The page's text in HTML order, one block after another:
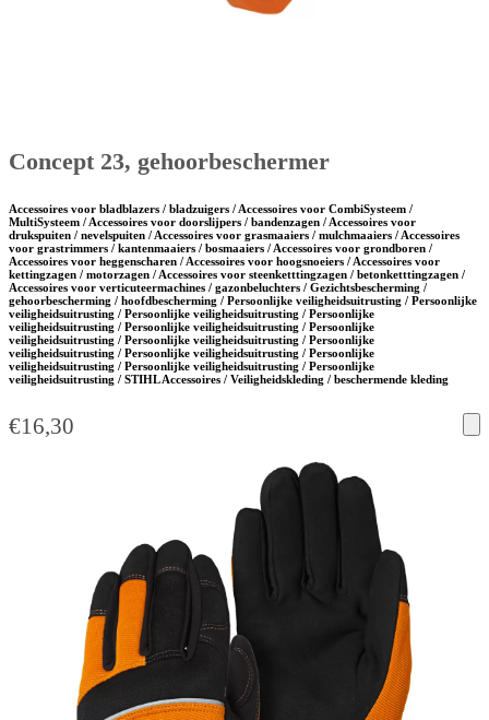
Concept 23, gehoorbeschermer
Accessoires voor bladblazers / bladzuigers / Accessoires voor CombiSysteem /
MultiSysteem / Accessoires voor doorslijpers / bandenzagen / Accessoires voor
drukspuiten / nevelspuiten / Accessoires voor grasmaaiers / mulchmaaiers / Accessoires
voor grastrimmers / kantenmaaiers / bosmaaiers / Accessoires voor grondboren /
Accessoires voor heggenscharen / Accessoires voor hoogsnoeiers / Accessoires voor
kettingzagen / motorzagen / Accessoires voor steenketttingzagen / betonketttingzagen /
Accessoires voor verticuteermachines / gazonbeluchters / Gezichtsbescherming /
gehoorbescherming / hoofdbescherming / Persoonlijke veiligheidsuitrusting / Persoonlijke
veiligheidsuitrusting / Persoonlijke veiligheidsuitrusting / Persoonlijke
veiligheidsuitrusting / Persoonlijke veiligheidsuitrusting / Persoonlijke
veiligheidsuitrusting / Persoonlijke veiligheidsuitrusting / Persoonlijke
veiligheidsuitrusting / Persoonlijke veiligheidsuitrusting / Persoonlijke
veiligheidsuitrusting / Persoonlijke veiligheidsuitrusting / Persoonlijke
veiligheidsuitrusting / STIHL Accessoires / Veiligheidskleding / beschermende kleding
€16,30